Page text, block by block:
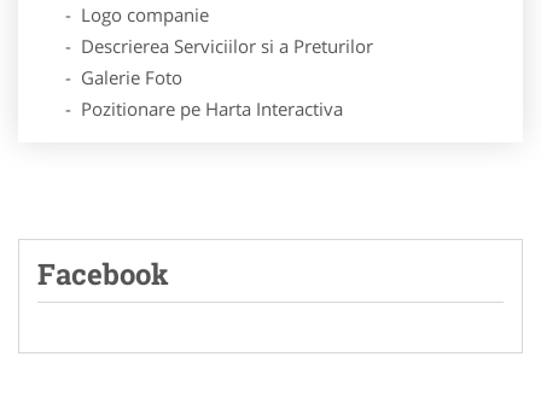
- Logo companie
- Descrierea Serviciilor si a Preturilor
- Galerie Foto
- Pozitionare pe Harta Interactiva
Facebook